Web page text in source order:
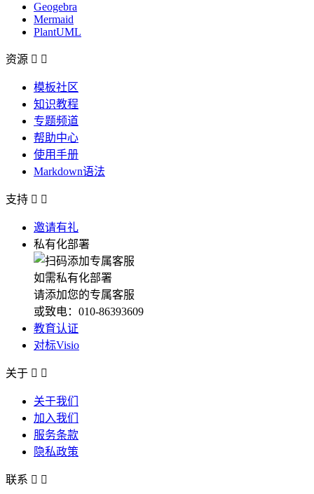
Geogebra
Mermaid
PlantUML
资源  
模板社区
知识教程
专题频道
帮助中心
使用手册
Markdown语法
支持  
邀请有礼
私有化部署
如需私有化部署
请添加您的专属客服
或致电：010-86393609
教育认证
对标Visio
关于  
关于我们
加入我们
服务条款
隐私政策
联系  